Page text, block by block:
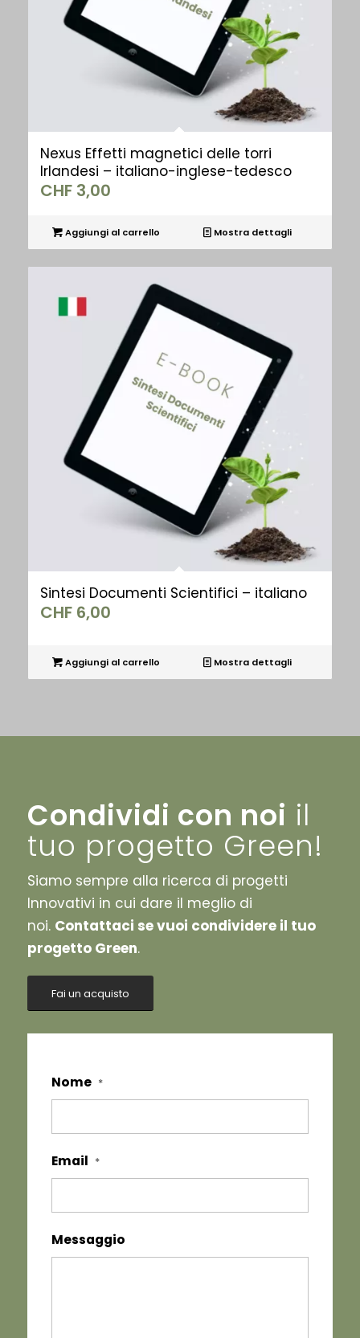
Nexus Effetti magnetici delle torri
Irlandesi – italiano-inglese-tedesco
CHF3,00
Aggiungi al carrello Mostra dettagli
Sintesi Documenti Scientifici – italiano
CHF6,00
Aggiungi al carrello Mostra dettagli
Condividi con noi il
tuo progetto Green!
Siamo sempre alla ricerca di progetti
Innovativi in cui dare il meglio di
noi. Contattaci se vuoi condividere il tuo
progetto Green.
Fai un acquisto
Nome *
Email *
Messaggio